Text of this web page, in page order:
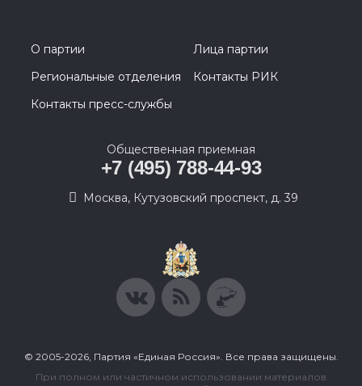
О партии
Лица партии
Региональные отделения
Контакты РИК
Контакты пресс-службы
Общественная приемная
+7 (495) 788-44-93
Москва, Кутузовский проспект, д. 39
© 2005-2026, Партия «Единая Россия». Все права защищены.
При полном или частичном использовании материалов